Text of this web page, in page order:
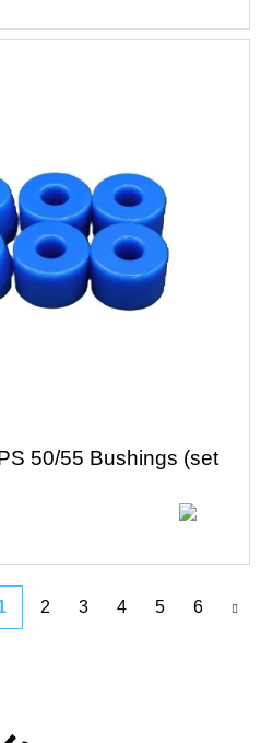
50/55 Bushings (set
2 3 4 5 6